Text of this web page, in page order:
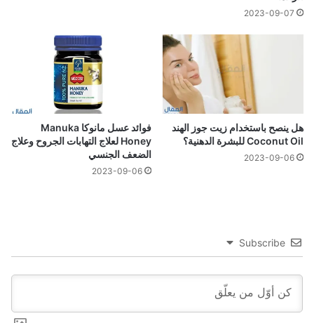
2023-09-07
هل ينصح باستخدام زيت جوز الهند
Coconut Oil للبشرة الدهنية؟
2023-09-06
فوائد عسل مانوكا Manuka
Honey لعلاج التهابات الجروح وعلاج
الضعف الجنسي
2023-09-06
Subscribe